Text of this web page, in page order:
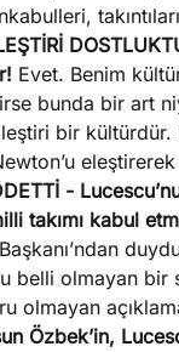
Evet. Benim
bunda bir art
bir
-
takımı kabul
belli olmayan
olmayan
Özbek’in,